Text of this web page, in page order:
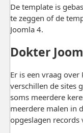
De template is
te zeggen of de
Joomla 4.
Dokter
Er is een vraag
verschillen de sites
soms meerdere
meerdere malen in
opgeslagen records